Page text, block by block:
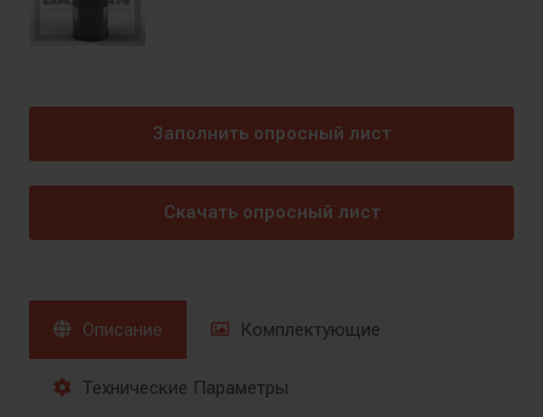
Заполнить опросный лист
Скачать опросный лист
Описание Комплектующие
Технические Параметры